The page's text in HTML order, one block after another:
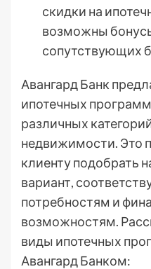
скидки на
возможны
сопутствующих
Авангард Банк
ипотечных
различных
недвижимости. Это
клиенту подобрать
вариант,
потребностям и
возможностям.
виды ипотечных
Авангард Банком: